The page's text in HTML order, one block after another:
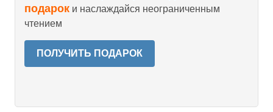
подарок и наслаждайся неограниченным
чтением
ПОЛУЧИТЬ ПОДАРОК